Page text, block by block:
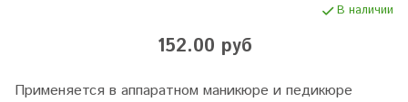
В наличии
152.00 руб
Применяется в аппаратном маникюре и педикюре